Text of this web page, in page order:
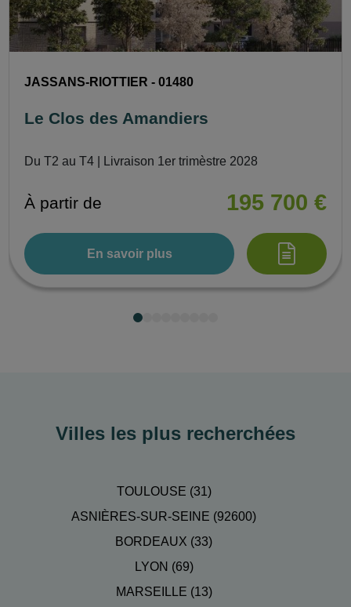
JASSANS-RIOTTIER - 01480
Le Clos des Amandiers
Du T2 au T4 | Livraison 1er trimèstre 2028
À partir de 195 700 €
En savoir plus
Villes les plus recherchées
TOULOUSE (31)
ASNIÈRES-SUR-SEINE (92600)
BORDEAUX (33)
LYON (69)
MARSEILLE (13)